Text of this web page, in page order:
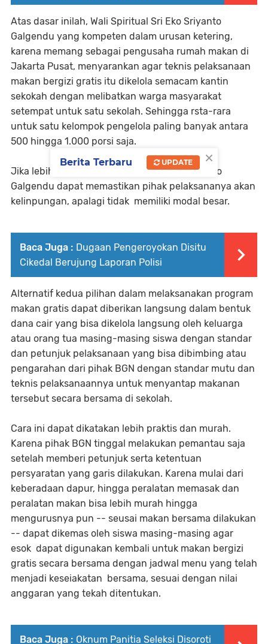
Atas dasar inilah, Wali Spiritual Sri Eko Sriyanto
Galgendu yang kompeten dalam urusan ketering,
karena memang sebagai pengusaha rumah makan di
Jakarta Pusat, menyarankan agar teknis pelaksanaan
makan bergizi gratis itu dikelola semacam kantin
sekokah dengan melibatkan warga masyarakat
setempat untuk satu sekolah. Sehingga rsta-rara
untuk satu kelompok pengelola paling banyak antara
500 hingga 1.000 porsi saja.
Jika lebih dari jumlah tersebut, Sri Eko Sriysnto
Galgendu dapat memastikan pihak pelaksananya akan
kelinpungan, apalagi tidak memiliki modal besar.
Baca Juga : Dugaan Pengeroyokan Disitu
Cikedal Berujung Laporan Polisi
Alternatif kedua pilihan dalam melaksanakan program
makan gratis dapat diberikan langsung dalam bentuk
dana cair yang bisa dikelola langsung oleh keluarga
atau orang tua masing-masing siswa dengan standar
dan petunjuk pelaksanaan yang bisa dibimbing atau
pengarahan dari pihak BGN dengan standar mutu dan
teknis pelaksanaannya untuk menyantap makanan
tersebut secara bersama di sekolah.
Cara ini dapat dikatakan lebih praktis dan murah.
Karena pihak BGN tinggal melakukan pemantau saja
setelah memberi petunjuk serta ketentuan
persyaratan yang garis dilakukan. Karena mulai dari
keberadaan dapur, hingga peralatan memasak dan
peralatan makan bisa lebih murah hingga
mengurusnya pun -- seusai makan bersama dilakukan
-- dapat dikemas oleh siswa masing-masing agar
esok dapat digunakan kembali untuk makan bergizi
gratis secara bersama dengan jadwal menu yang telah
menjadi keseiakatan bersama, sesuai dengan nilai
anggaran yang tekah ditentukan.
Baca Juga : Oknum Panitia Seleksi Disoroti
×
Berita Terbaru UPDATE